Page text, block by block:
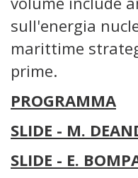
sull'energia
marittime
prime.
PROGRAMMA
SLIDE - M.
SLIDE - E.